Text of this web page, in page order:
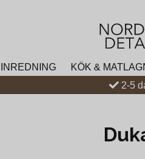
INREDNING KÖK &
2-5